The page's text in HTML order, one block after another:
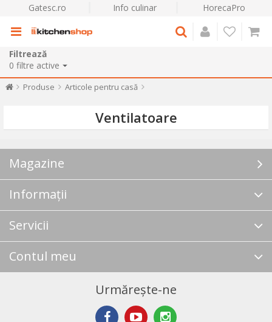
Gatesc.ro Info culinar HorecaPro
Filtrează
0 filtre active
Produse Articole pentru casă
Ventilatoare
Magazine
Informații
Servicii
Contul meu
Urmărește-ne